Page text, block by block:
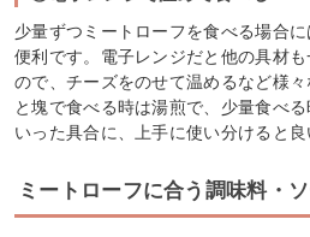
少量ずつミートローフを食べる場合
便利です。電子レンジだと他の具材
ので、チーズをのせて温めるなど様
と塊で食べる時は湯煎で、少量食べ
いった具合に、上手に使い分けると良
ミートローフに合う調味料・